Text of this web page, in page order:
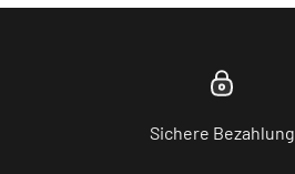
Sichere Bezahlung